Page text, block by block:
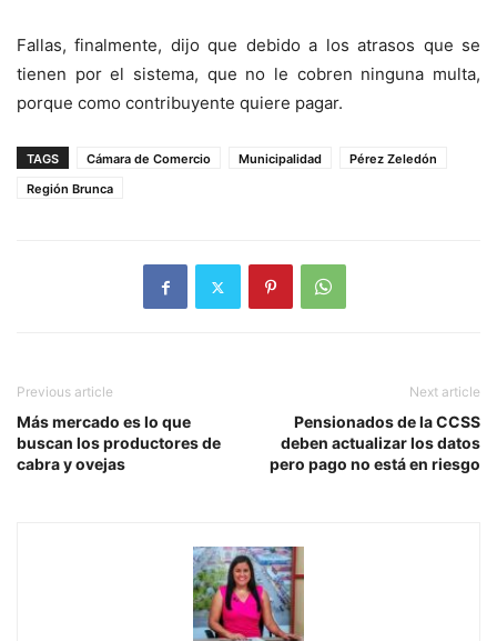
Fallas, finalmente, dijo que debido a los atrasos que se
tienen por el sistema, que no le cobren ninguna multa,
porque como contribuyente quiere pagar.
TAGS Cámara de Comercio Municipalidad
Pérez Zeledón
Región Brunca
Previous article
Más mercado es lo que
buscan los productores de
cabra y ovejas
Next article
Pensionados de la CCSS
deben actualizar los datos
pero pago no está en riesgo